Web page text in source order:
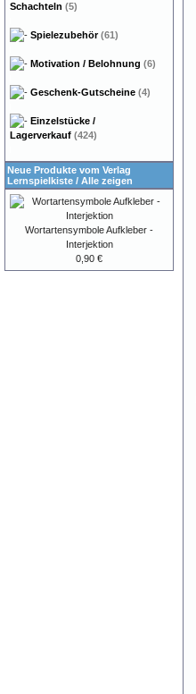
Schachteln (5)
Spielezubehör(61)
Motivation / Belohnung (6)
Geschenk-Gutscheine (4)
Einzelstücke /
Lagerverkauf (424)
Neue Produkte vom Verlag
Lernspielkiste / Alle zeigen
Wortartensymbole Aufkleber -
Interjektion
0,90 €